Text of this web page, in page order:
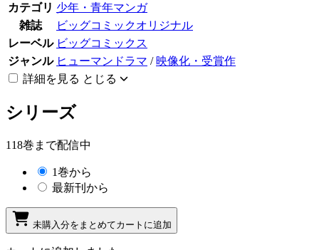
カテゴリ 少年・青年マンガ
雑誌
ビッグコミックオリジナル
レーベル ビッグコミックス
ジャンル ヒューマンドラマ / 映像化・受賞作
詳細を見る とじる
シリーズ
118巻まで配信中
1巻から
最新刊から
未購入分をまとめてカートに追加